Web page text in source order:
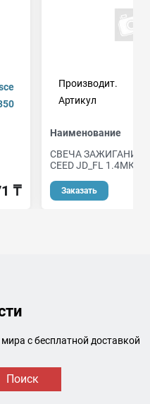
₸
Производит.
Артикул
Наименование
СВЕЧА ЗАЖИГАНИЯ
CEED JD_FL 1.4МКПП
Заказать
с бесплатной доставкой
Поиск